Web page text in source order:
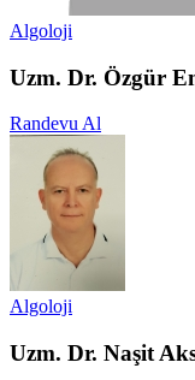
Algoloji
Uzm. Dr. Özgür
Randevu Al
Algoloji
Uzm. Dr. Naşit